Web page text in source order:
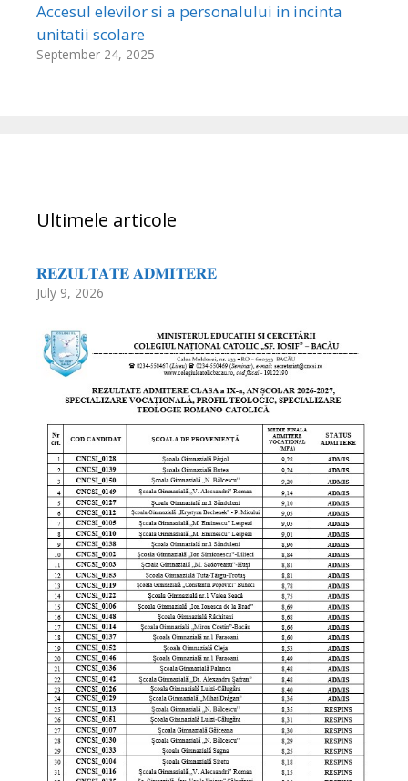
Accesul elevilor si a personalului in incinta
unitatii scolare
September 24, 2025
Ultimele articole
𝐑𝐄𝐙𝐔𝐋𝐓𝐀𝐓𝐄 𝐀𝐃𝐌𝐈𝐓𝐄𝐑𝐄
July 9, 2026